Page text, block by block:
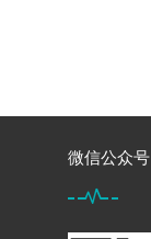
微信公众号